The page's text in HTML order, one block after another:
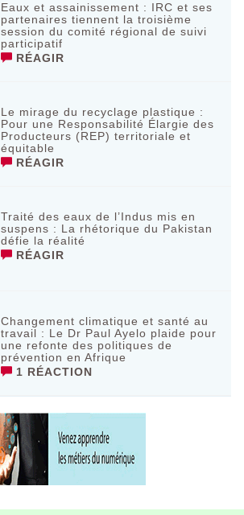
Eaux et assainissement : IRC et ses
partenaires tiennent la troisième
session du comité régional de suivi
participatif
RÉAGIR
Le mirage du recyclage plastique :
Pour une Responsabilité Élargie des
Producteurs (REP) territoriale et
équitable
RÉAGIR
Traité des eaux de l’Indus mis en
suspens : La rhétorique du Pakistan
défie la réalité
RÉAGIR
Changement climatique et santé au
travail : Le Dr Paul Ayelo plaide pour
une refonte des politiques de
prévention en Afrique
1 RÉACTION